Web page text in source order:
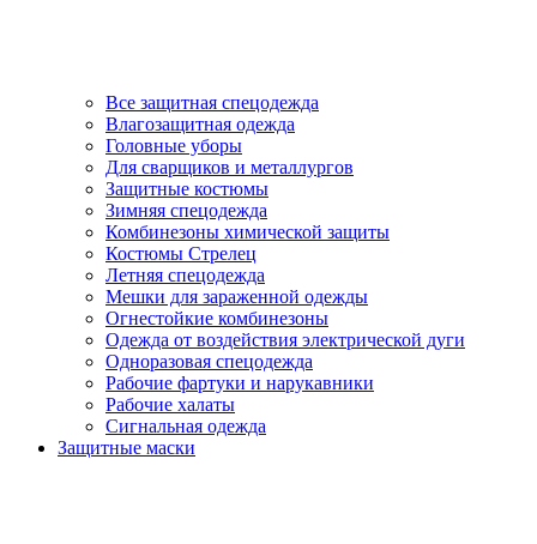
Все защитная спецодежда
Влагозащитная одежда
Головные уборы
Для сварщиков и металлургов
Защитные костюмы
Зимняя спецодежда
Комбинезоны химической защиты
Костюмы Стрелец
Летняя спецодежда
Мешки для зараженной одежды
Огнестойкие комбинезоны
Одежда от воздействия электрической дуги
Одноразовая спецодежда
Рабочие фартуки и нарукавники
Рабочие халаты
Сигнальная одежда
Защитные маски